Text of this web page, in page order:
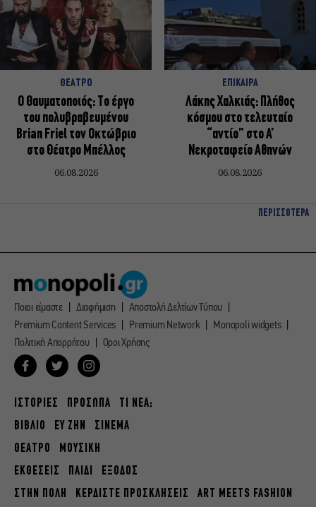
ΘΕΑΤΡΟ
Ο Θαυματοποιός: Το έργο
του πολυβραβευμένου
Brian Friel τον Οκτώβριο
στο Θέατρο Μπέλλος
06.08.2026
ΕΠΙΚΑΙΡΑ
Λάκης Χαλκιάς: Πλήθος
κόσμου στο τελευταίο
“αντίο” στο Α’
Νεκροταφείο Αθηνών
06.08.2026
ΠΕΡΙΣΣΟΤΕΡΑ
Ποιοι είμαστε Διαφήμιση
Αποστολή Δελτίων Τύπου
Premium Content Services
Premium Network
Monopoli widgets
Πολιτική Απορρήτου
Οροι Χρήσης
ΙΣΤΟΡΙΕΣ ΠΡΟΣΩΠΑ
ΤΙ ΝΕΑ;
ΒΙΒΛΙΟ
ΕΥ ΖΗΝ
ΣΙΝΕΜΑ
ΘΕΑΤΡΟ
ΜΟΥΣΙΚΗ
ΕΚΘΕΣΕΙΣ
ΠΑΙΔΙ
ΕΞΟΔΟΣ
ΣΤΗΝ ΠΟΛΗ
ΚΕΡΔΙΣΤΕ ΠΡΟΣΚΛΗΣΕΙΣ ART MEETS FASHION